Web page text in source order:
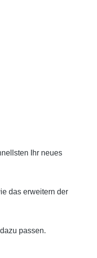
Ihr neues
das erweitern der
passen.